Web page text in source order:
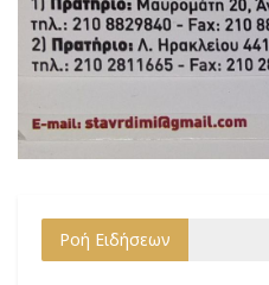
Ροή Ειδήσεων